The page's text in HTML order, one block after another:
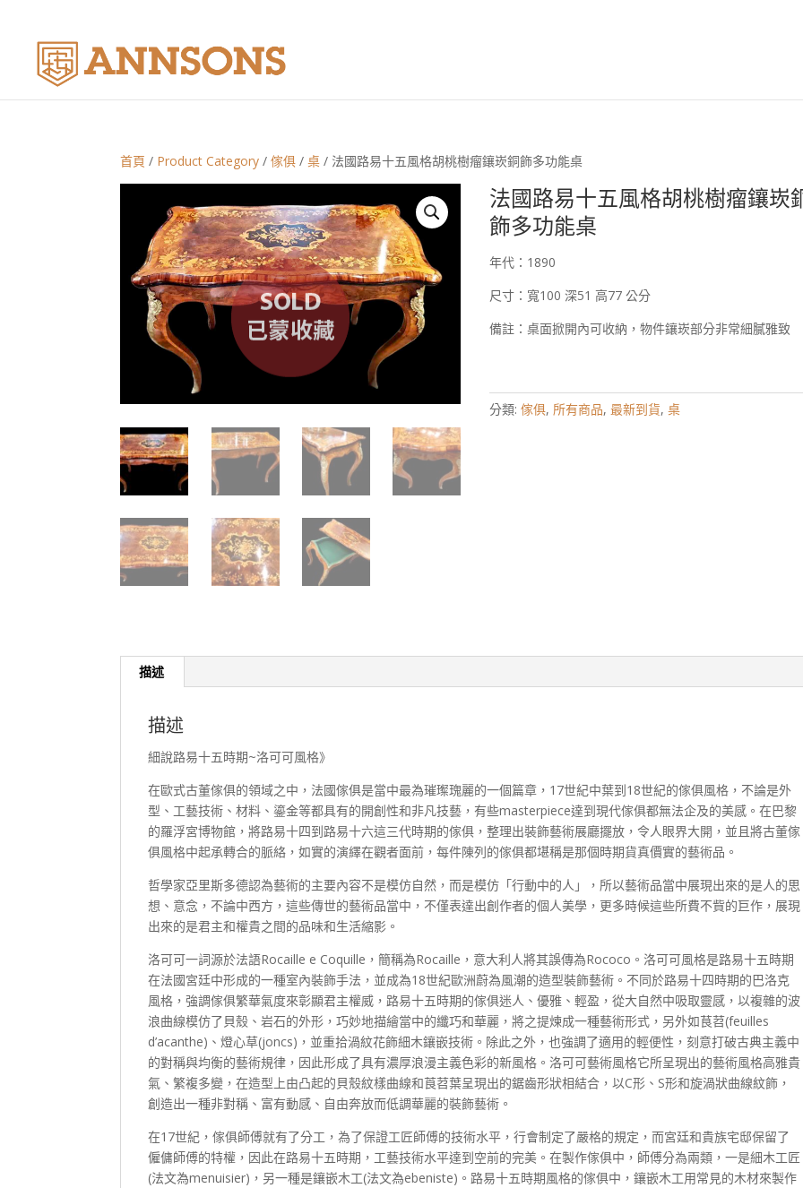
首頁 / Product Category /傢俱 /桌 / 法國路易十五風格胡桃樹瘤鑲崁銅飾多功能桌
法國路易十五風格胡桃樹瘤鑲崁
飾多功能桌
年代：1890
尺寸：寬100 深51 高77 公分
備註：桌面掀開內可收納，物件鑲崁部分非常細膩雅致
分類:傢俱, 所有商品,最新到貨,桌
描述
描述
細說路易十五時期~洛可可風格》
在歐式古董傢俱的領域之中，法國傢俱是當中最為璀璨瑰麗的一個篇章，17世紀中葉到18世紀的傢俱風格，不論是外
型、工藝技術、材料、鎏金等都具有的開創性和非凡技藝，有些masterpiece達到現代傢俱都無法企及的美感。在巴黎
的羅浮宮博物館，將路易十四到路易十六這三代時期的傢俱，整理出裝飾藝術展廳擺放，令人眼界大開，並且將古董傢
俱風格中起承轉合的脈絡，如實的演繹在觀者面前，每件陳列的傢俱都堪稱是那個時期貨真價實的藝術品。
哲學家亞里斯多德認為藝術的主要內容不是模仿自然，而是模仿「行動中的人」，所以藝術品當中展現出來的是人的思
想、意念，不論中西方，這些傳世的藝術品當中，不僅表達出創作者的個人美學，更多時候這些所費不貲的巨作，展現
出來的是君主和權貴之間的品味和生活縮影。
洛可可一詞源於法語Rocaille e Coquille，簡稱為Rocaille，意大利人將其誤傳為Rococo。洛可可風格是路易十五時期
在法國宮廷中形成的一種室內裝飾手法，並成為18世紀歐洲蔚為風潮的造型裝飾藝術。不同於路易十四時期的巴洛克
風格，強調傢俱繁華氣度來彰顯君主權威，路易十五時期的傢俱迷人、優雅、輕盈，從大自然中吸取靈感，以複雜的波
浪曲線模仿了貝殼、岩石的外形，巧妙地描繪當中的纖巧和華麗，將之提煉成一種藝術形式，另外如茛苕(feuilles
d’acanthe)、燈心草(joncs)，並重拾渦紋花飾細木鑲嵌技術。除此之外，也強調了適用的輕便性，刻意打破古典主義中
的對稱與均衡的藝術規律，因此形成了具有濃厚浪漫主義色彩的新風格。洛可可藝術風格它所呈現出的藝術風格高雅貴
氣、繁複多變，在造型上由凸起的貝殼紋樣曲線和莨苕葉呈現出的鋸齒形狀相結合，以C形、S形和旋渦狀曲線紋飾，
創造出一種非對稱、富有動感、自由奔放而低調華麗的裝飾藝術。
在17世紀，傢俱師傅就有了分工，為了保證工匠師傅的技術水平，行會制定了嚴格的規定，而宮廷和貴族宅邸保留了
僱傭師傅的特權，因此在路易十五時期，工藝技術水平達到空前的完美。在製作傢俱中，師傅分為兩類，一是細木工匠
(法文為menuisier)，另一種是鑲嵌木工(法文為ebeniste)。路易十五時期風格的傢俱中，鑲嵌木工用常見的木材來製作